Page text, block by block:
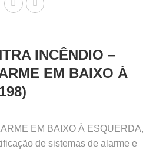
INCÊNDIO –
EM BAIXO À
EM BAIXO À ESQUERDA,
de sistemas de alarme e